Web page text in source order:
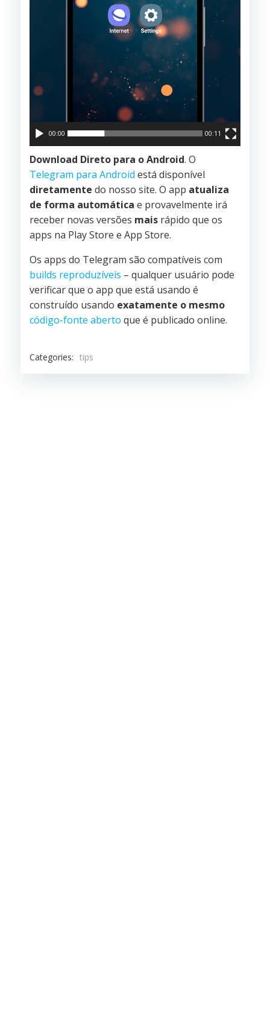
00:00 00:11
Download Direto para o Android. O
Telegram para Android está disponível
diretamente do nosso site. O app atualiza
de forma automática e provavelmente irá
receber novas versões mais rápido que os
apps na Play Store e App Store.
Os apps do Telegram são compatíveis com
builds reproduzíveis – qualquer usuário pode
verificar que o app que está usando é
construído usando exatamente o mesmo
código-fonte aberto que é publicado online.
Categories: tips